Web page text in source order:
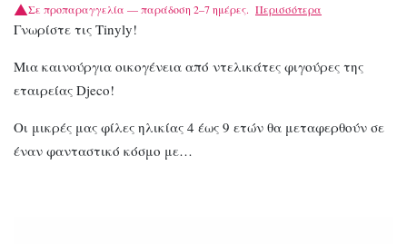
Σε προπαραγγελία — παράδοση 2–7 ημέρες. Περισσότερα
Γνωρίστε τις Tinyly!
Μια καινούργια οικογένεια από ντελικάτες φιγούρες της
εταιρείας Djeco!
Οι μικρές μας φίλες ηλικίας 4 έως 9 ετών θα μεταφερθούν σε
έναν φανταστικό κόσμο με…